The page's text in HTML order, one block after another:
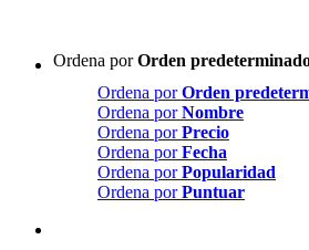
Ordena porOrden
Ordena porOrden
Ordena porNombre
Ordena porPrecio
Ordena porFecha
Ordena porPopularidad
Ordena porPuntuar